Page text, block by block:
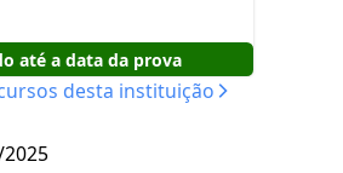
até a data da prova
desta instituição